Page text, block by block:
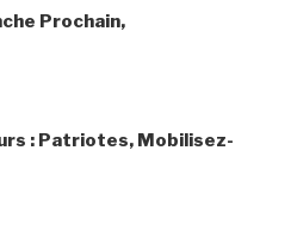
Prochain,
: Patriotes, Mobilisez-